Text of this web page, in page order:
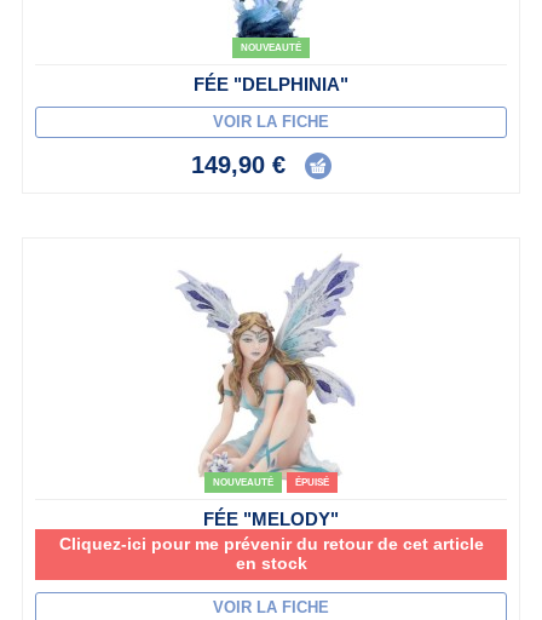
NOUVEAUTÉ
FÉE "DELPHINIA"
VOIR LA FICHE
149,90 €
NOUVEAUTÉ ÉPUISÉ
FÉE "MELODY"
Cliquez-ici pour me prévenir du retour de cet article
en stock
VOIR LA FICHE